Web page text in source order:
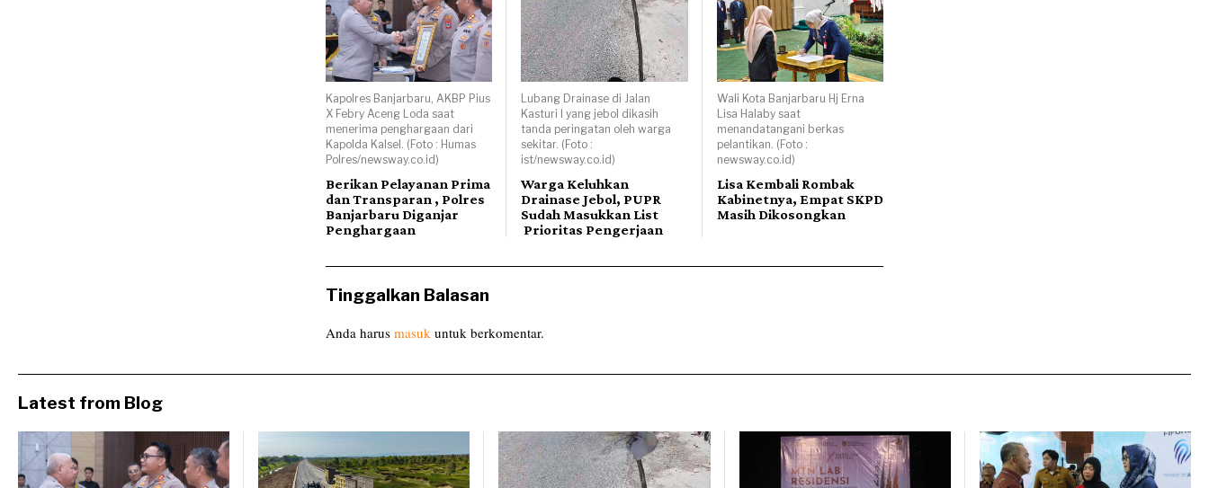
Kapolres Banjarbaru, AKBP Pius
X Febry Aceng Loda saat
menerima penghargaan dari
Kapolda Kalsel. (Foto : Humas
Polres/newsway.co.id)
Berikan Pelayanan Prima
dan Transparan , Polres
Banjarbaru Diganjar
Penghargaan
Lubang Drainase di Jalan
Kasturi I yang jebol dikasih
tanda peringatan oleh warga
sekitar. (Foto :
ist/newsway.co.id)
Warga Keluhkan
Drainase Jebol, PUPR
Sudah Masukkan List
Prioritas Pengerjaan
Wali Kota Banjarbaru Hj Erna
Lisa Halaby saat
menandatangani berkas
pelantikan. (Foto :
newsway.co.id)
Lisa Kembali Rombak
Kabinetnya, Empat SKPD
Masih Dikosongkan
Tinggalkan Balasan
Anda harus masuk untuk berkomentar.
Latest from Blog